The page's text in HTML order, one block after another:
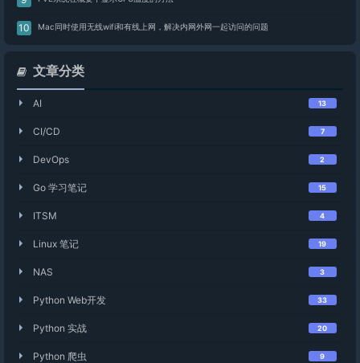
Mac同时使用无线wifi和有线上网，解决内网外网一起访问的问题
文章分类
AI 13
CI/CD 7
DevOps 2
Go 学习笔记 15
ITSM 4
Linux 笔记 19
NAS 3
Python Web开发 33
Python 实战 20
Python 爬虫 9